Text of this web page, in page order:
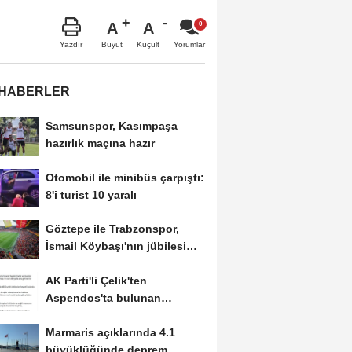
Yazdır
A
Büyüt
A
Küçült Yorumlar
Samsunspor, Kasımpaşa
hazırlık maçına hazır
Otomobil ile minibüs çarpıştı:
8'i turist 10 yaralı
Göztepe ile Trabzonspor,
İsmail Köybaşı'nın jübilesi
AK Parti'li Çelik'ten
Aspendos'ta bulunan
Marmaris açıklarında 4.1